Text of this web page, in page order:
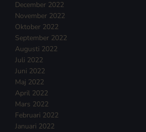
December 2022
November 2022
Oktober 2022
September 2022
Augusti 2022
Juli 2022
Juni 2022
Maj 2022
April 2022
Mars 2022
Februari 2022
Januari 2022